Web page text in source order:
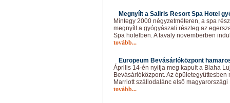
Megnyílt a Saliris Resort Spa Hotel
Mintegy 2000 négyzetméteren, a spa
megnyílt a gyógyászati részleg az
Spa hotelben. A tavaly novemberben
tovább...
Europeum Bevásárlóközpont
Április 14-én nyitja meg kapuit a Blaha
Bevásárlóközpont. Az épületegyüttesben
Marriott szállodalánc első
tovább...